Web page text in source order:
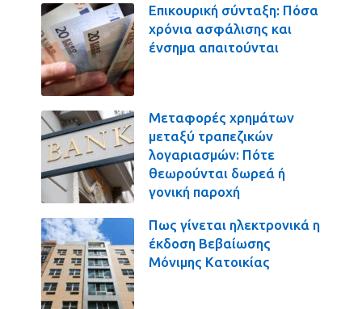
Επικουρική σύνταξη: Πόσα
χρόνια ασφάλισης και
ένσημα απαιτούνται
Μεταφορές χρημάτων
μεταξύ τραπεζικών
λογαριασμών: Πότε
θεωρούνται δωρεά ή
γονική παροχή
Πως γίνεται ηλεκτρονικά η
έκδοση Βεβαίωσης
Μόνιμης Κατοικίας